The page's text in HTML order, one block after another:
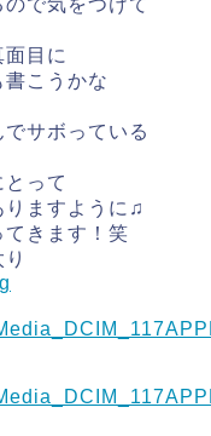
目に
書こうかな
サボっている
って
りますように♫
きます！笑